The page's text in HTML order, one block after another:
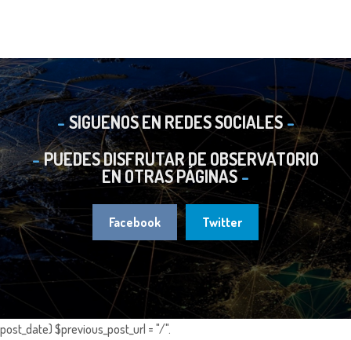
SIGUENOS EN REDES SOCIALES
PUEDES DISFRUTAR DE OBSERVATORIO
EN OTRAS PÁGINAS
Facebook Twitter
post_date) $previous_post_url = "/".